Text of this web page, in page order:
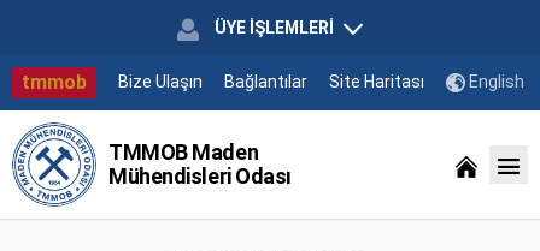
ÜYE İŞLEMLERİ
tmmob Bize Ulaşın Bağlantılar Site Haritası English
TMMOB Maden
Mühendisleri Odası